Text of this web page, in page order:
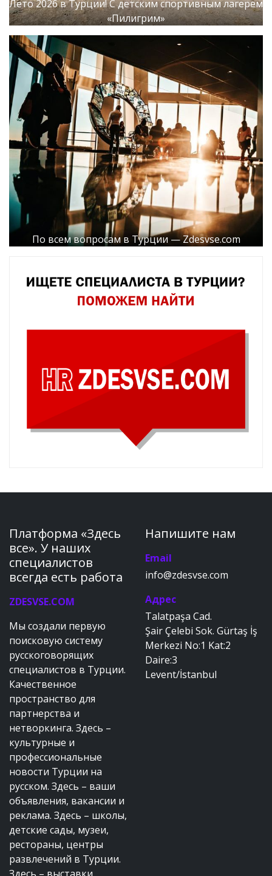
Лето 2026 в Турции! С детским спортивным лагерем
«Пилигрим»
По всем вопросам в Турции — Zdesvse.com
Платформа «Здесь
все». У наших
специалистов
всегда есть работа
ZDESVSE.COM
Мы создали первую
поисковую систему
русскоговорящих
специалистов в Турции.
Качественное
пространство для
партнерства и
нетворкинга. Здесь –
культурные и
профессиональные
новости Турции на
русском. Здесь – ваши
объявления, вакансии и
реклама. Здесь – школы,
детские сады, музеи,
рестораны, центры
развлечений в Турции.
Напишите нам
Email
info@zdesvse.com
Адрес
Talatpaşa Cad.
Şair Çelebi Sok. Gürtaş İş
Merkezi No:1 Kat:2
Daire:3
Levent/İstanbul